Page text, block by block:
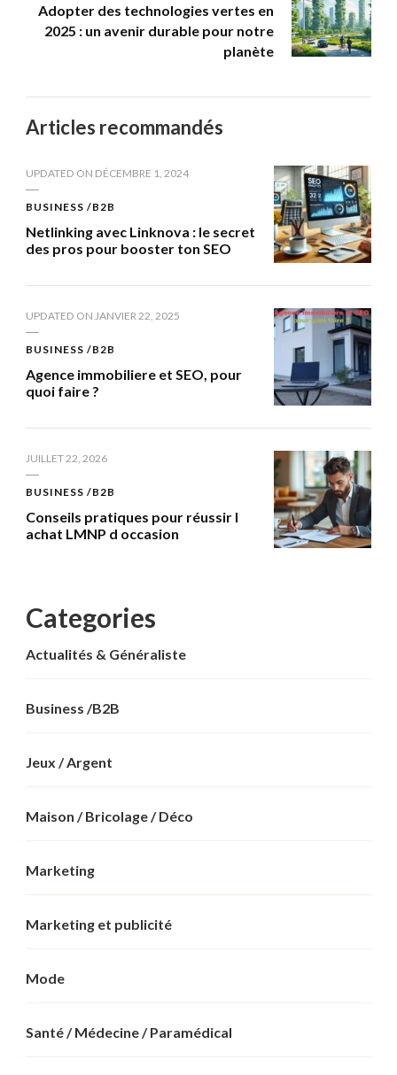
Adopter des technologies vertes en
2025 : un avenir durable pour notre
planète
Articles recommandés
UPDATED ON DÉCEMBRE 1, 2024
BUSINESS /B2B
Netlinking avec Linknova : le secret
des pros pour booster ton SEO
UPDATED ON JANVIER 22, 2025
BUSINESS /B2B
Agence immobiliere et SEO, pour
quoi faire ?
JUILLET 22, 2026
BUSINESS /B2B
Conseils pratiques pour réussir l
achat LMNP d occasion
Categories
Actualités & Généraliste
Business /B2B
Jeux / Argent
Maison / Bricolage / Déco
Marketing
Marketing et publicité
Mode
Santé / Médecine / Paramédical